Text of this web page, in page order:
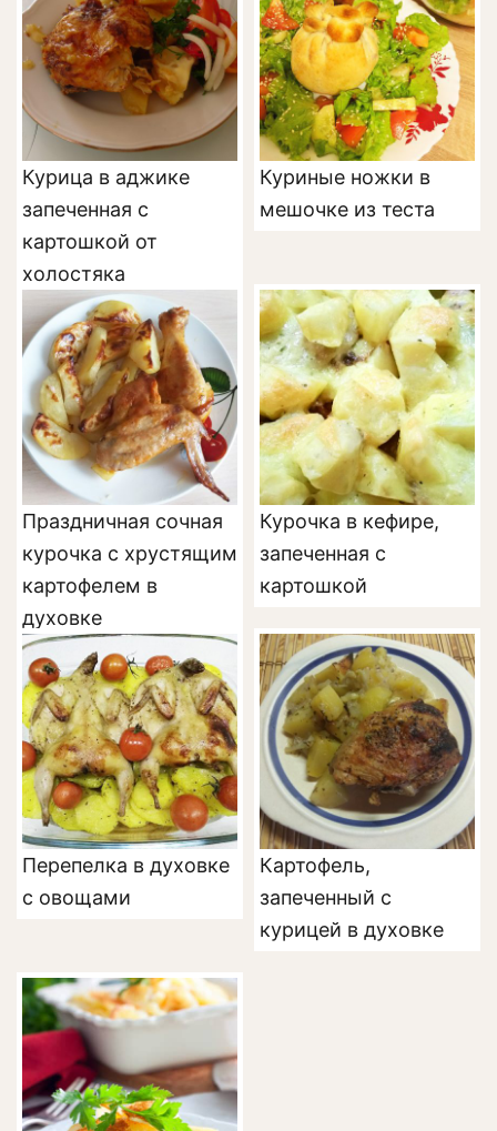
Курица в аджике
запеченная с
картошкой от
холостяка
Куриные ножки в
мешочке из теста
Праздничная сочная
курочка с хрустящим
картофелем в
духовке
Курочка в кефире,
запеченная с
картошкой
Перепелка в духовке
с овощами
Картофель,
запеченный с
курицей в духовке